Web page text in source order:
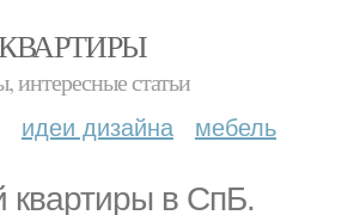
интересные статьи
идеи дизайна мебель
квартиры в СпБ.